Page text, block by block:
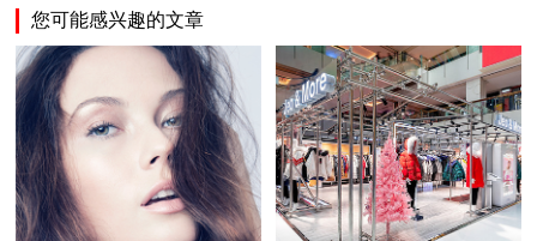
您可能感兴趣的文章